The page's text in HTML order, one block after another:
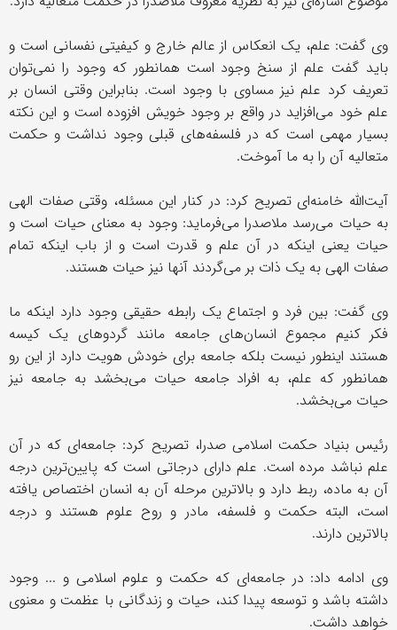
وی گفت: علم، یک انعکاس از عالم خارج و کیفیتی نفسانی است و
باید گفت علم از سنخ وجود است همانطور که وجود را نمی‌توان
تعریف کرد علم نیز مساوی با وجود است. بنابراین وقتی انسان بر
علم خود می‌افزاید در واقع بر وجود خویش افزوده است و این نکته
بسیار مهمی است که در فلسفه‌های قبلی وجود نداشت و حکمت
متعالیه آن را به ما آموخت.
آیت‌الله خامنه‌ای تصریح کرد: در کنار این مسئله، وقتی صفات الهی
به حیات می‌رسد ملاصدرا می‌فرماید: وجود به معنای حیات است و
حیات یعنی اینکه در آن علم و قدرت است و از باب اینکه تمام
صفات الهی به یک ذات بر می‌گردند آنها نیز حیات هستند.
وی گفت: بین فرد و اجتماع یک رابطه حقیقی وجود دارد اینکه ما
فکر کنیم مجموع انسان‌های جامعه مانند گردوهای یک کیسه
هستند اینطور نیست بلکه جامعه برای خودش هویت دارد از این رو
همانطور که علم، به افراد جامعه حیات می‌بخشد به جامعه نیز
حیات می‌بخشد.
رئیس بنیاد حکمت اسلامی صدرا، تصریح کرد: جامعه‌ای که در آن
علم نباشد مرده است. علم دارای درجاتی است که پایین‌ترین درجه
آن به ماده، ربط دارد و بالاترین مرحله آن به انسان اختصاص یافته
است، البته حکمت و فلسفه، مادر و روح علوم هستند و درجه
بالاترین دارند.
وی ادامه داد: در جامعه‌ای که حکمت و علوم اسلامی و ... وجود
داشته باشد و توسعه پیدا کند، حیات و زندگانی با عظمت و معنوی
خواهد داشت.